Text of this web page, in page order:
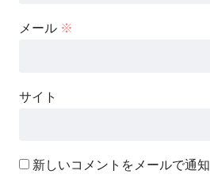
メール ※
サイト
新しいコメントをメールで通知